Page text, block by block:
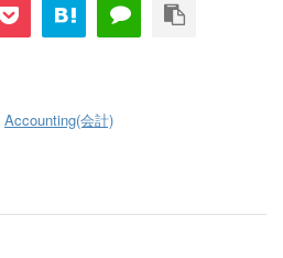
Accounting(会計)